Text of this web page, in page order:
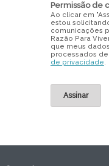
Permissão de
Ao clicar em
estou
comunicações
Razão Para
que meus
processados
de privacidade.